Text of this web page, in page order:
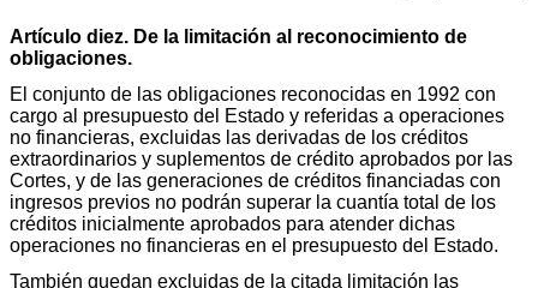
Artículo diez. De la limitación al reconocimiento de
obligaciones.
El conjunto de las obligaciones reconocidas en 1992 con
cargo al presupuesto del Estado y referidas a operaciones
no financieras, excluidas las derivadas de los créditos
extraordinarios y suplementos de crédito aprobados por las
Cortes, y de las generaciones de créditos financiadas con
ingresos previos no podrán superar la cuantía total de los
créditos inicialmente aprobados para atender dichas
operaciones no financieras en el presupuesto del Estado.
También quedan excluidas de la citada limitación las